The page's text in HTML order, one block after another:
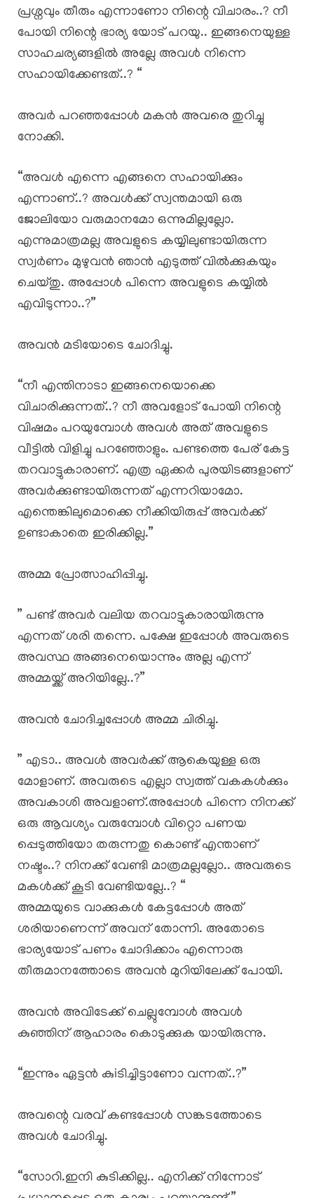
പ്രശ്നവും തീരും എന്നാണോ നിന്റെ വിചാരം..? നീ
പോയി നിന്റെ ഭാര്യ യോട് പറയു.. ഇങ്ങനെയുള്ള
സാഹചര്യങ്ങളിൽ അല്ലേ അവൾ നിന്നെ
സഹായിക്കേണ്ടത്..? “
അവർ പറഞ്ഞപ്പോൾ മകൻ അവരെ തുറിച്ചു
നോക്കി.
“അവൾ എന്നെ എങ്ങനെ സഹായിക്കും
എന്നാണ്..? അവൾക്ക് സ്വന്തമായി ഒരു
ജോലിയോ വരുമാനമോ ഒന്നുമില്ലല്ലോ.
എന്നുമാത്രമല്ല അവളുടെ കയ്യിലുണ്ടായിരുന്ന
സ്വർണം മുഴുവൻ ഞാൻ എടുത്ത് വിൽക്കുകയും
ചെയ്തു. അപ്പോൾ പിന്നെ അവളുടെ കയ്യിൽ
എവിടുന്നാ..?”
അവൻ മടിയോടെ ചോദിച്ചു.
“നീ എന്തിനാടാ ഇങ്ങനെയൊക്കെ
വിചാരിക്കുന്നത്..? നീ അവളോട് പോയി നിന്റെ
വിഷമം പറയുമ്പോൾ അവൾ അത് അവളുടെ
വീട്ടിൽ വിളിച്ചു പറഞ്ഞോളും. പണ്ടത്തെ പേര് കേട്ട
തറവാട്ടുകാരാണ്. എത്ര ഏക്കർ പുരയിടങ്ങളാണ്
അവർക്കുണ്ടായിരുന്നത് എന്നറിയാമോ.
എന്തെങ്കിലുമൊക്കെ നീക്കിയിരുപ്പ് അവർക്ക്
ഉണ്ടാകാതെ ഇരിക്കില്ല.”
അമ്മ പ്രോത്സാഹിപ്പിച്ചു.
” പണ്ട് അവർ വലിയ തറവാട്ടുകാരായിരുന്നു
എന്നത് ശരി തന്നെ. പക്ഷേ ഇപ്പോൾ അവരുടെ
അവസ്ഥ അങ്ങനെയൊന്നും അല്ല എന്ന്
അമ്മയ്ക്ക് അറിയില്ലേ..?”
അവൻ ചോദിച്ചപ്പോൾ അമ്മ ചിരിച്ചു.
” എടാ.. അവൾ അവർക്ക് ആകെയുള്ള ഒരു
മോളാണ്. അവരുടെ എല്ലാ സ്വത്ത് വകകൾക്കും
അവകാശി അവളാണ്.അപ്പോൾ പിന്നെ നിനക്ക്
ഒരു ആവശ്യം വരുമ്പോൾ വിറ്റൊ പണയ
പ്പെടുത്തിയോ തരുന്നതു കൊണ്ട് എന്താണ്
നഷ്ടം..? നിനക്ക് വേണ്ടി മാത്രമല്ലല്ലോ.. അവരുടെ
മകൾക്ക് കൂടി വേണ്ടിയല്ലേ..? “
അമ്മയുടെ വാക്കുകൾ കേട്ടപ്പോൾ അത്
ശരിയാണെന്ന് അവന് തോന്നി. അതോടെ
ഭാര്യയോട് പണം ചോദിക്കാം എന്നൊരു
തീരുമാനത്തോടെ അവൻ മുറിയിലേക്ക് പോയി.
അവൻ അവിടേക്ക് ചെല്ലുമ്പോൾ അവൾ
കുഞ്ഞിന് ആഹാരം കൊടുക്കുക യായിരുന്നു.
“ഇന്നും ഏട്ടൻ കുiടിച്ചിട്ടാണോ വന്നത്..?”
അവന്റെ വരവ് കണ്ടപ്പോൾ സങ്കടത്തോടെ
അവൾ ചോദിച്ചു.
“സോറി.ഇനി കുടിക്കില്ല.. എനിക്ക് നിന്നോട്